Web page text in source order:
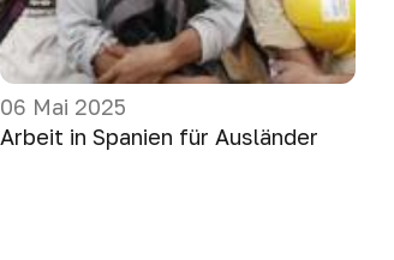
06 Mai 2025
Arbeit in Spanien für Ausländer